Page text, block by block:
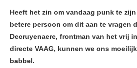
Heeft het zin om vandaag punk te
betere persoon om dit aan te vragen
Decruyenaere, frontman van het vrij
directe VAAG, kunnen we ons
babbel.